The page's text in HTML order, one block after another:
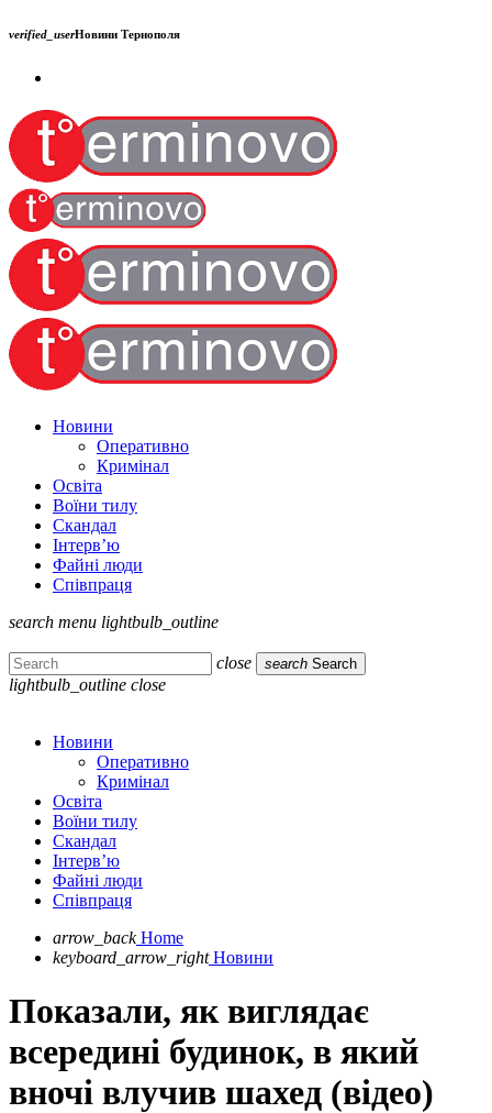
verified_userНовини Тернополя
Новини
Оперативно
Кримінал
Освіта
Воїни тилу
Скандал
Інтерв’ю
Файні люди
Співпраця
search menu lightbulb_outline
close search Search
lightbulb_outline close
Новини
Оперативно
Кримінал
Освіта
Воїни тилу
Скандал
Інтерв’ю
Файні люди
Співпраця
arrow_back Home
keyboard_arrow_right Новини
Показали, як виглядає
всередині будинок, в який
вночі влучив шахед (відео)